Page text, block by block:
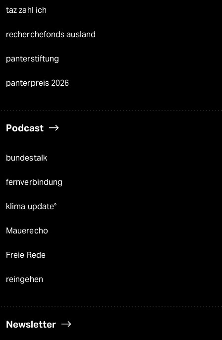
taz zahl ich
recherchefonds ausland
panterstiftung
panterpreis 2026
Podcast
bundestalk
fernverbindung
klima update°
Mauerecho
Freie Rede
reingehen
Newsletter